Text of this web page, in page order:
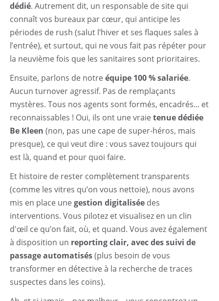
dédié. Autrement dit, un responsable de site qui
connaît vos bureaux par cœur, qui anticipe les
périodes de rush (salut l’hiver et ses flaques sales à
l’entrée), et surtout, qui ne vous fait pas répéter pour
la neuvième fois que les sanitaires sont prioritaires.
Ensuite, parlons de notre équipe 100 % salariée.
Aucun turnover agressif. Pas de remplaçants
mystères. Tous nos agents sont formés, encadrés... et
reconnaissables ! Oui, ils ont une vraie tenue dédiée
Be Kleen (non, pas une cape de super-héros, mais
presque), ce qui veut dire : vous savez toujours qui
est là, quand et pour quoi faire.
Et histoire de rester complètement transparents
(comme les vitres qu’on vous nettoie), nous avons
mis en place une gestion digitalisée des
interventions. Vous pilotez et visualisez en un clin
d'œil ce qu’on fait, où, et quand. Vous avez également
à disposition un reporting clair, avec des suivi de
passage automatisés(plus besoin de vous
transformer en détective à la recherche de traces
suspectes dans les coins).